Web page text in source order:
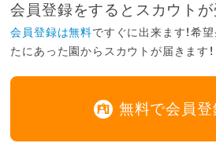
会員登録をするとスカウトが
会員登録は無料ですぐに出来ます！希
たにあった園からスカウトが届きます！
無料で会員登